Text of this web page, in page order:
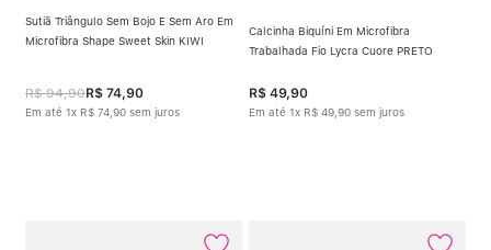
Sutiã Triângulo Sem Bojo E Sem Aro Em
Microfibra Shape Sweet Skin KIWI
R$ 94,90R$ 74,90
Em até 1x R$ 74 90 sem juros
Calcinha Biquíni Em Microfibra
Trabalhada Fio Lycra Cuore PRETO
R$ 49,90
Em até 1x R$ 49 90 sem juros